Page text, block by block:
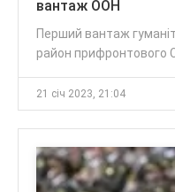
вантаж ООН
Перший вантаж
район прифронтового
21 січ 2023, 21:04